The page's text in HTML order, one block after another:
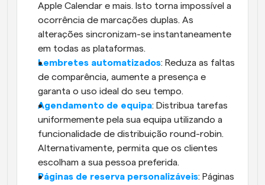
Apple Calendar e mais. Isto torna impossível a
ocorrência de marcações duplas. As
alterações sincronizam-se instantaneamente
em todas as plataformas.
Lembretes automatizados: Reduza as faltas
de comparência, aumente a presença e
garanta o uso ideal do seu tempo.
Agendamento de equipa: Distribua tarefas
uniformemente pela sua equipa utilizando a
funcionalidade de distribuição round-robin.
Alternativamente, permita que os clientes
escolham a sua pessoa preferida.
Páginas de reserva personalizáveis: Páginas